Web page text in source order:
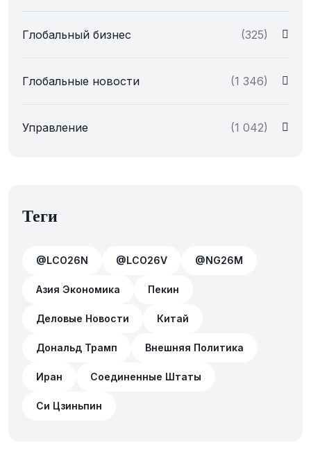
Глобальный бизнес (325)
Глобальные новости (1 346)
Управление (1 042)
Теги
@LCO26N @LCO26V @NG26M
Азия Экономика Пекин
Деловые Новости Китай
Дональд Трамп Внешняя Политика
Иран Соединенные Штаты
Си Цзиньпин